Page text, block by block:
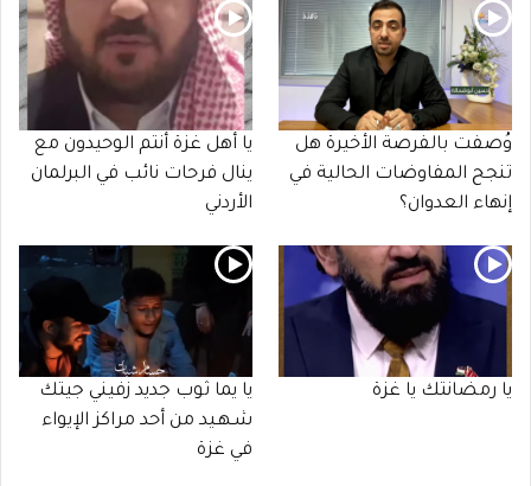
وُصفت بالفرصة الأخيرة هل
تنجح المفاوضات الحالية في
إنهاء العدوان؟
يا أهل غزة أنتم الوحيدون مع
ينال فرحات نائب في البرلمان
الأردني
يا رمضانتك يا غزة
يا يما ثوب جديد زفيني جيتك
شـهـيد من أحد مراكز الإيواء
في غزة